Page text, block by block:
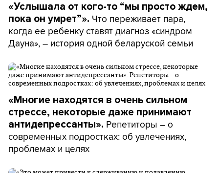
«Услышала от кого-то “мы просто ждем,
пока он умрет”». Что переживает пара,
когда ее ребенку ставят диагноз «синдром
Дауна», – история одной беларуской семьи
«Многие находятся в очень сильном
стрессе, некоторые даже принимают
антидепрессанты». Репетиторы – о
современных подростках: об увлечениях,
проблемах и целях